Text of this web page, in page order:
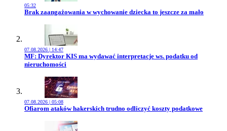
05:32
Przejdź do artykułu:
Brak zaangażowania w wychowanie dziecka to jeszcze za mało
07.08.2026 | 14:47
Przejdź do artykułu:
MF: Dyrektor KIS ma wydawać interpretacje ws. podatku od
nieruchomości
07.08.2026 | 05:08
Przejdź do artykułu:
Ofiarom ataków hakerskich trudno odliczyć koszty podatkowe